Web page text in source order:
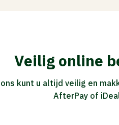
Veilig online
kunt u altijd veilig en
AfterPay of